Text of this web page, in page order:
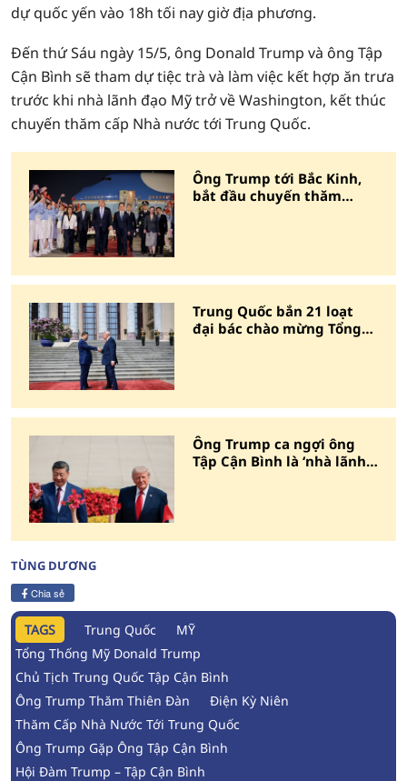
dự quốc yến vào 18h tối nay giờ địa phương.
Đến thứ Sáu ngày 15/5, ông Donald Trump và ông Tập
Cận Bình sẽ tham dự tiệc trà và làm việc kết hợp ăn trưa
trước khi nhà lãnh đạo Mỹ trở về Washington, kết thúc
chuyến thăm cấp Nhà nước tới Trung Quốc.
Ông Trump tới Bắc Kinh,
bắt đầu chuyến thăm
Trung Quốc bắn 21 loạt
đại bác chào mừng Tổng
Ông Trump ca ngợi ông
Tập Cận Bình là ‘nhà lãnh
TÙNG DƯƠNG
Chia sẻ
TAGS Trung Quốc
MỸ
Tổng Thống Mỹ Donald Trump
Chủ Tịch Trung Quốc Tập Cận Bình
Ông Trump Thăm Thiên Đàn
Điện Kỳ Niên
Thăm Cấp Nhà Nước Tới Trung Quốc
Ông Trump Gặp Ông Tập Cận Bình
Hội Đàm Trump – Tập Cận Bình